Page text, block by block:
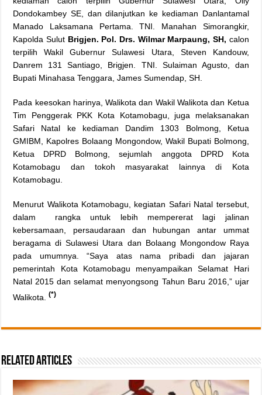
Dondokambey SE, dan dilanjutkan ke kediaman Danlantamal
Manado Laksamana Pertama. TNI. Manahan Simorangkir,
Kapolda Sulut Brigjen. Pol. Drs. Wilmar Marpaung, SH, calon
terpilih Wakil Gubernur Sulawesi Utara, Steven Kandouw,
Danrem 131 Santiago, Brigjen. TNI. Sulaiman Agusto, dan
Bupati Minahasa Tenggara, James Sumendap, SH.
Pada keesokan harinya, Walikota dan Wakil Walikota dan Ketua
Tim Penggerak PKK Kota Kotamobagu, juga melaksanakan
Safari Natal ke kediaman Dandim 1303 Bolmong, Ketua
GMIBM, Kapolres Bolaang Mongondow, Wakil Bupati Bolmong,
Ketua DPRD Bolmong, sejumlah anggota DPRD Kota
Kotamobagu dan tokoh masyarakat lainnya di Kota
Kotamobagu.
Menurut Walikota Kotamobagu, kegiatan Safari Natal tersebut,
dalam rangka untuk lebih mempererat lagi jalinan
kebersamaan, persaudaraan dan hubungan antar ummat
beragama di Sulawesi Utara dan Bolaang Mongondow Raya
pada umumnya. “Saya atas nama pribadi dan jajaran
pemerintah Kota Kotamobagu menyampaikan Selamat Hari
Natal 2015 dan selamat menyongsong Tahun Baru 2016,” ujar
Walikota.(*)
Related Articles